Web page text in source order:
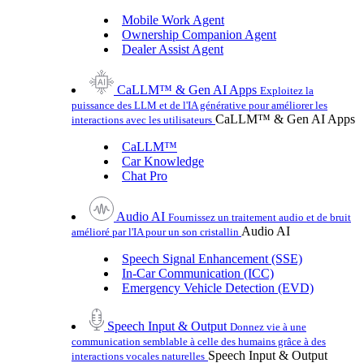
Mobile Work Agent
Ownership Companion Agent
Dealer Assist Agent
CaLLM™ & Gen AI Apps Exploitez la
puissance des LLM et de l'IA générative pour améliorer les
interactions avec les utilisateurs CaLLM™ & Gen AI Apps
CaLLM™
Car Knowledge
Chat Pro
Audio AI Fournissez un traitement audio et de bruit
amélioré par l'IA pour un son cristallin Audio AI
Speech Signal Enhancement (SSE)
In-Car Communication (ICC)
Emergency Vehicle Detection (EVD)
Speech Input & Output Donnez vie à une
communication semblable à celle des humains grâce à des
interactions vocales naturelles Speech Input & Output